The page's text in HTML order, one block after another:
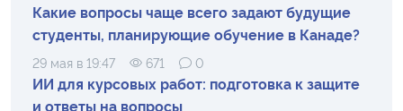
Какие вопросы чаще всего задают будущие
студенты, планирующие обучение в Канаде?
29 мая в 19:47 671 0
ИИ для курсовых работ: подготовка к защите
и ответы на вопросы